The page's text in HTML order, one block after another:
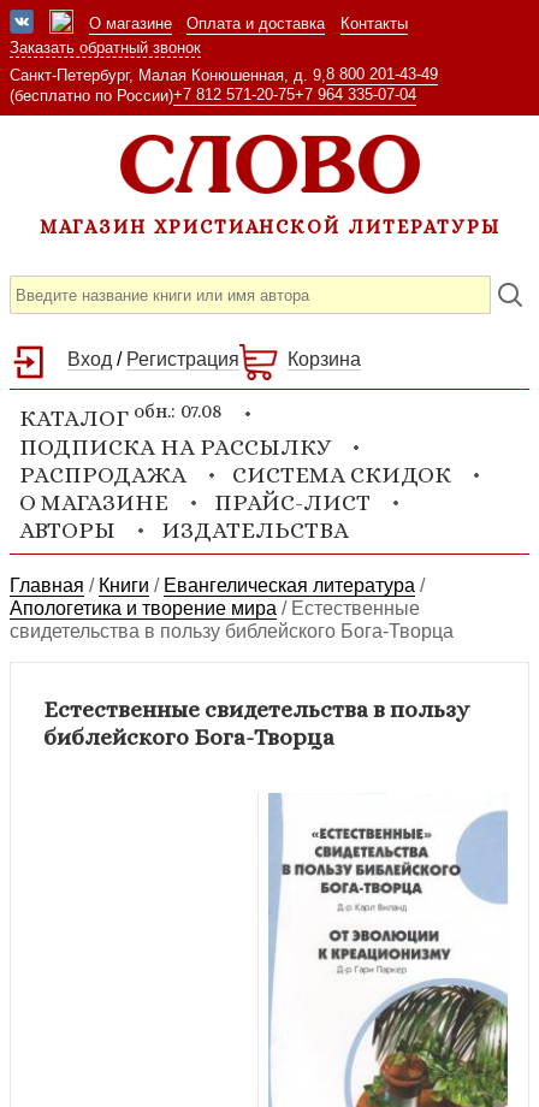
О магазине Оплата и доставка
Контакты
Заказать обратный звонок
Санкт-Петербург, Малая Конюшенная, д. 9, 8 800 201-43-49
(бесплатно по России)+7 812 571-20-75+7 964 335-07-04
МАГАЗИН ХРИСТИАНСКОЙ ЛИТЕРАТУРЫ
Вход / Регистрация Корзина
КАТАЛОГ обн.: 07.08
ПОДПИСКА НА РАССЫЛКУ
РАСПРОДАЖА
СИСТЕМА СКИДОК
О МАГАЗИНЕ
ПРАЙС-ЛИСТ
АВТОРЫ
ИЗДАТЕЛЬСТВА
Главная / Книги / Евангелическая литература /
Апологетика и творение мира / Естественные
свидетельства в пользу библейского Бога-Творца
Естественные свидетельства в пользу
библейского Бога-Творца